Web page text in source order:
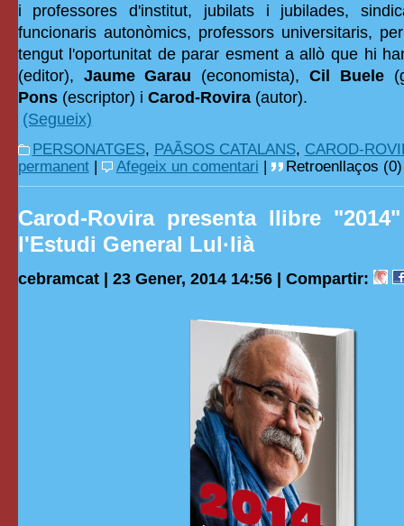
i professores d'institut, jubilats i jubilades,
funcionaris autonòmics, professors universitaris,
tengut l'oportunitat de parar esment a allò que hi
(editor), Jaume Garau (economista),Cil Buele
Pons(escriptor) i Carod-Rovira(autor).
(Segueix)
PERSONATGES, PAÃSOS CATALANS, CAROD-
permanent| Afegeix un comentari | Retroenllaços (0)
Carod-Rovira presenta llibre
l'Estudi General Lul·lià
cebramcat | 23 Gener, 2014 14:56 | Compartir: